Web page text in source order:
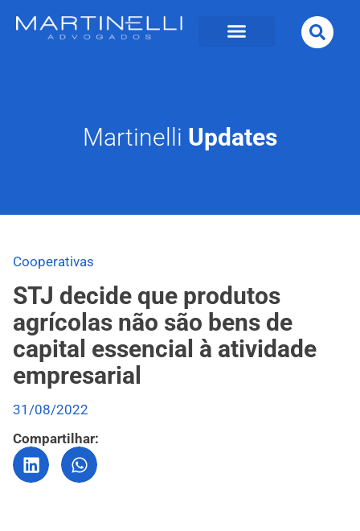
Martinelli Updates
Cooperativas
STJ decide que produtos
agrícolas não são bens de
capital essencial à atividade
empresarial
31/08/2022
Compartilhar: